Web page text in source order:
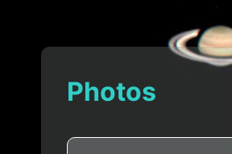
Photos